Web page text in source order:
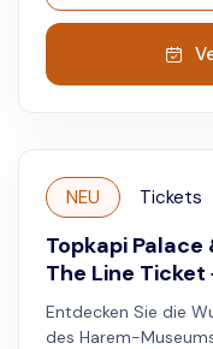
NEU Tickets
Topkapi Palace
The Line Ticket
Entdecken Sie die
des Harem-